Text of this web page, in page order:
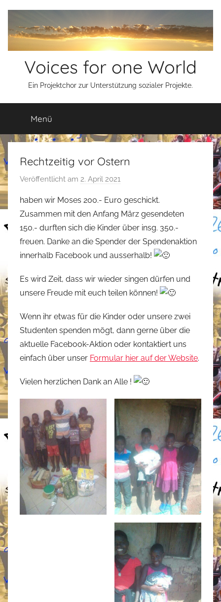
springen
Voices for one World
Ein Projektchor zur Unterstützung sozialer Projekte.
Menü
Rechtzeitig vor Ostern
Veröffentlicht am 2. April 2021
n
s
e
f
n
o
haben wir Moses 200.- Euro geschickt.
Zusammen mit den Anfang März gesendeten
150.- durften sich die Kinder über insg. 350.-
freuen. Danke an die Spender der Spendenaktion
innerhalb Facebook und ausserhalb!
Es wird Zeit, dass wir wieder singen dürfen und
unsere Freude mit euch teilen können!
Wenn ihr etwas für die Kinder oder unsere zwei
Studenten spenden mögt, dann gerne über die
aktuelle Facebook-Aktion oder kontaktiert uns
einfach über unser Formular hier auf der Website.
Vielen herzlichen Dank an Alle !